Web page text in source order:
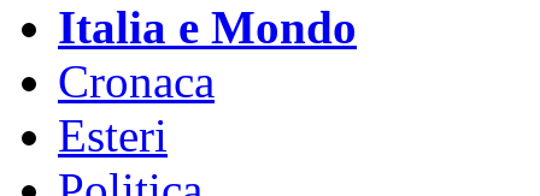
Italia e Mondo
Cronaca
Esteri